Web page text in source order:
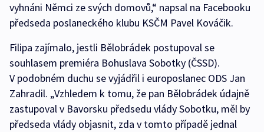
vyhnáni Němci ze svých domovů,“ napsal na Facebooku
předseda poslaneckého klubu KSČM Pavel Kováčik.
Filipa zajímalo, jestli Bělobrádek postupoval se
souhlasem premiéra Bohuslava Sobotky (ČSSD).
V podobném duchu se vyjádřil i europoslanec ODS Jan
Zahradil. „Vzhledem k tomu, že pan Bělobrádek údajně
zastupoval v Bavorsku předsedu vlády Sobotku, měl by
předseda vlády objasnit, zda v tomto případě jednal